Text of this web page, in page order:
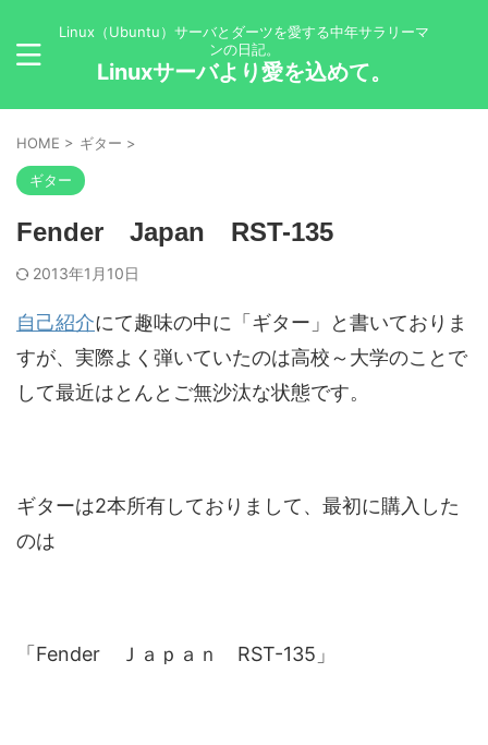
Linux（Ubuntu）サーバとダーツを愛する中年サラリーマ
ンの日記。
Linuxサーバより愛を込めて。
HOME > ギター >
ギター
Fender Japan RST-135
2013年1月10日
自己紹介にて趣味の中に「ギター」と書いておりま
すが、実際よく弾いていたのは高校～大学のことで
して最近はとんとご無沙汰な状態です。
ギターは2本所有しておりまして、最初に購入した
のは
「Fender Ｊａｐａｎ RST-135」